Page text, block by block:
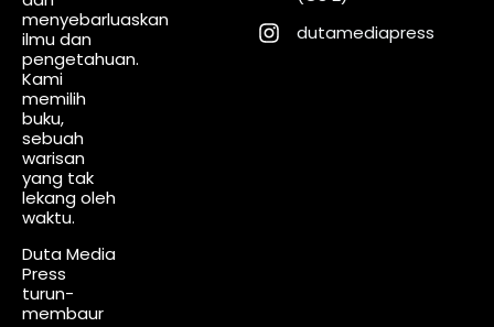
menyebarluaskan
ilmu dan
pengetahuan.
Kami
memilih
buku,
sebuah
warisan
yang tak
lekang oleh
waktu.
Duta Media
Press
turun-
membaur
dutamediapress